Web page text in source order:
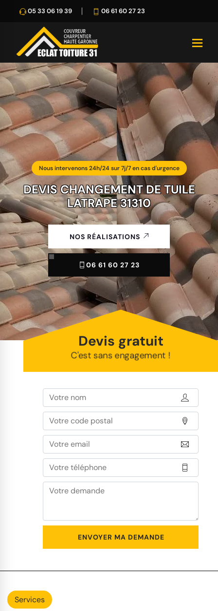
05 33 06 19 39 06 61 60 27 23
Nous intervenons 24h/24 sur 7j/7 en cas d'urgence
DEVIS CHANGEMENT DE TUILE
LATRAPE 31310
NOS RÉALISATIONS
06 61 60 27 23
Devis gratuit
C'est sans engagement !
Services